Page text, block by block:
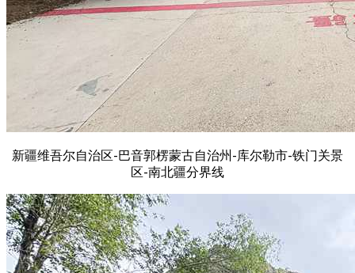
新疆维吾尔自治区-巴音郭楞蒙古自治州-库尔勒市-铁门关景
区-南北疆分界线